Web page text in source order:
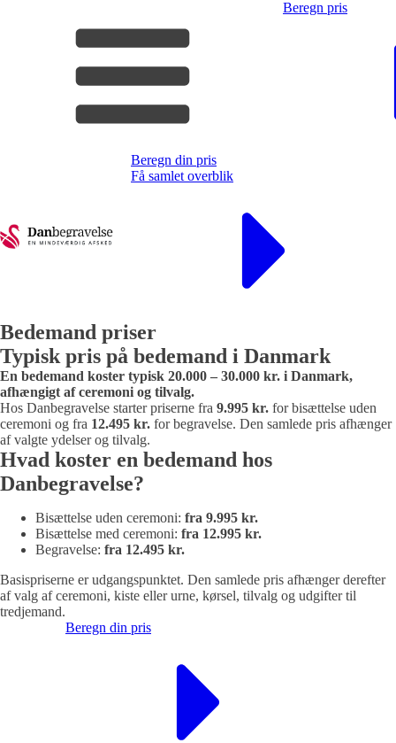
Beregn pris
Beregn din pris
Få samlet overblik
Bedemand priser
Typisk pris på bedemand i Danmark
En bedemand koster typisk 20.000 – 30.000 kr. i Danmark,
afhængigt af ceremoni og tilvalg.
Hos Danbegravelse starter priserne fra 9.995 kr. for bisættelse uden
ceremoni og fra 12.495 kr. for begravelse. Den samlede pris afhænger
af valgte ydelser og tilvalg.
Hvad koster en bedemand hos
Danbegravelse?
Bisættelse uden ceremoni: fra 9.995 kr.
Bisættelse med ceremoni: fra 12.995 kr.
Begravelse: fra 12.495 kr.
Basispriserne er udgangspunktet. Den samlede pris afhænger derefter
af valg af ceremoni, kiste eller urne, kørsel, tilvalg og udgifter til
tredjemand.
Beregn din pris